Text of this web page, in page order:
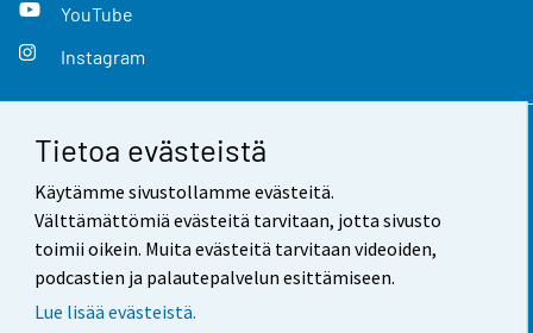
Tietoa evästeistä
Käytämme sivustollamme evästeitä.
Välttämättömiä evästeitä tarvitaan, jotta sivusto
toimii oikein. Muita evästeitä tarvitaan videoiden,
podcastien ja palautepalvelun esittämiseen.
Lue lisää evästeistä.
YouTube
Instagram
Yhteystiedot
Palaute
Käyttöehdot